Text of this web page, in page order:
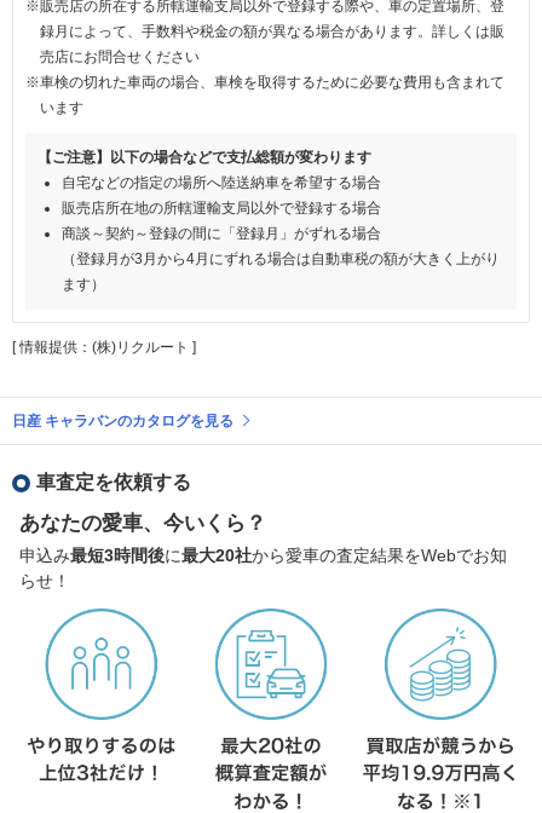
※販売店の所在する所轄運輸支局以外で登録する際や、車の定置場所、登
録月によって、手数料や税金の額が異なる場合があります。詳しくは販
売店にお問合せください
※車検の切れた車両の場合、車検を取得するために必要な費用も含まれて
います
【ご注意】以下の場合などで支払総額が変わります
自宅などの指定の場所へ陸送納車を希望する場合
販売店所在地の所轄運輸支局以外で登録する場合
商談～契約～登録の間に「登録月」がずれる場合
（登録月が3月から4月にずれる場合は自動車税の額が大きく上がり
ます）
[ 情報提供：(株)リクルート ]
日産 キャラバンのカタログを見る
車査定を依頼する
あなたの愛車、今いくら？
申込み最短3時間後に最大20社から愛車の査定結果をWebでお知
らせ！